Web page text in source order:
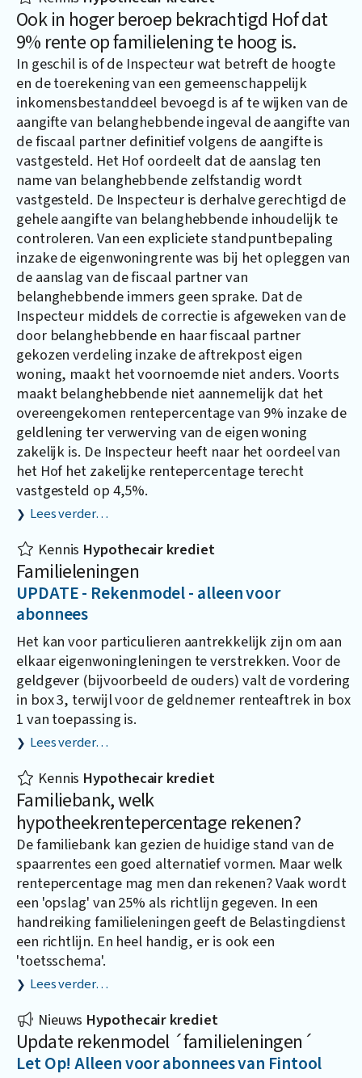
Ook in hoger beroep bekrachtigd Hof dat
9% rente op familielening te hoog is.
In geschil is of de Inspecteur wat betreft de hoogte
en de toerekening van een gemeenschappelijk
inkomensbestanddeel bevoegd is af te wijken van de
aangifte van belanghebbende ingeval de aangifte van
de fiscaal partner definitief volgens de aangifte is
vastgesteld. Het Hof oordeelt dat de aanslag ten
name van belanghebbende zelfstandig wordt
vastgesteld. De Inspecteur is derhalve gerechtigd de
gehele aangifte van belanghebbende inhoudelijk te
controleren. Van een expliciete standpuntbepaling
inzake de eigenwoningrente was bij het opleggen van
de aanslag van de fiscaal partner van
belanghebbende immers geen sprake. Dat de
Inspecteur middels de correctie is afgeweken van de
door belanghebbende en haar fiscaal partner
gekozen verdeling inzake de aftrekpost eigen
woning, maakt het voornoemde niet anders. Voorts
maakt belanghebbende niet aannemelijk dat het
overeengekomen rentepercentage van 9% inzake de
geldlening ter verwerving van de eigen woning
zakelijk is. De Inspecteur heeft naar het oordeel van
het Hof het zakelijke rentepercentage terecht
vastgesteld op 4,5%.
Lees verder…
Kennis Hypothecair krediet
Familieleningen
UPDATE - Rekenmodel - alleen voor
abonnees
Het kan voor particulieren aantrekkelijk zijn om aan
elkaar eigenwoningleningen te verstrekken. Voor de
geldgever (bijvoorbeeld de ouders) valt de vordering
in box 3, terwijl voor de geldnemer renteaftrek in box
1 van toepassing is.
Lees verder…
Kennis Hypothecair krediet
Familiebank, welk
hypotheekrentepercentage rekenen?
De familiebank kan gezien de huidige stand van de
spaarrentes een goed alternatief vormen. Maar welk
rentepercentage mag men dan rekenen? Vaak wordt
een 'opslag' van 25% als richtlijn gegeven. In een
handreiking familieleningen geeft de Belastingdienst
een richtlijn. En heel handig, er is ook een
'toetsschema'.
Lees verder…
Nieuws Hypothecair krediet
Update rekenmodel ´familieleningen´
Let Op! Alleen voor abonnees van Fintool